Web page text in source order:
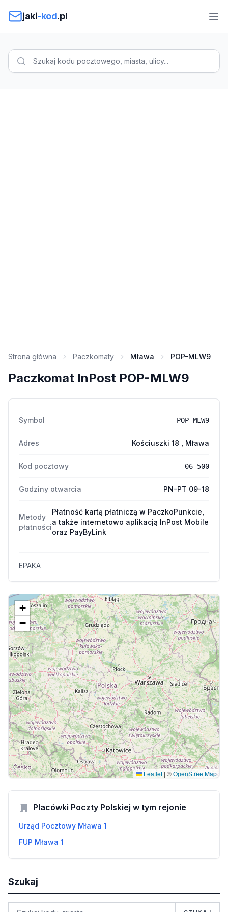
jaki-kod.pl
Strona główna Paczkomaty Mława POP-MLW9
Paczkomat InPost POP-MLW9
Symbol POP-MLW9
Adres Kościuszki 18 , Mława
Kod pocztowy 06-500
Godziny otwarcia PN-PT 09-18
Metody
płatności
Płatność kartą płatniczą w PaczkoPunkcie,
a także internetowo aplikacją InPost Mobile
oraz PayByLink
EPAKA
+
−
Leaflet | ©OpenStreetMap
Placówki Poczty Polskiej w tym rejonie
Urząd Pocztowy Mława 1
FUP Mława 1
Szukaj